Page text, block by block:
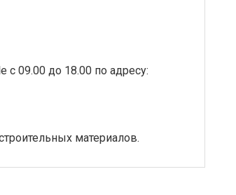
09.00 до 18.00 по адресу:
материалов.